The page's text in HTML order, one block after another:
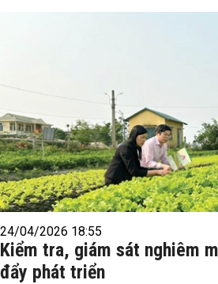
24/04/2026 18:55
Kiểm tra, giám sát nghiêm
đẩy phát triển